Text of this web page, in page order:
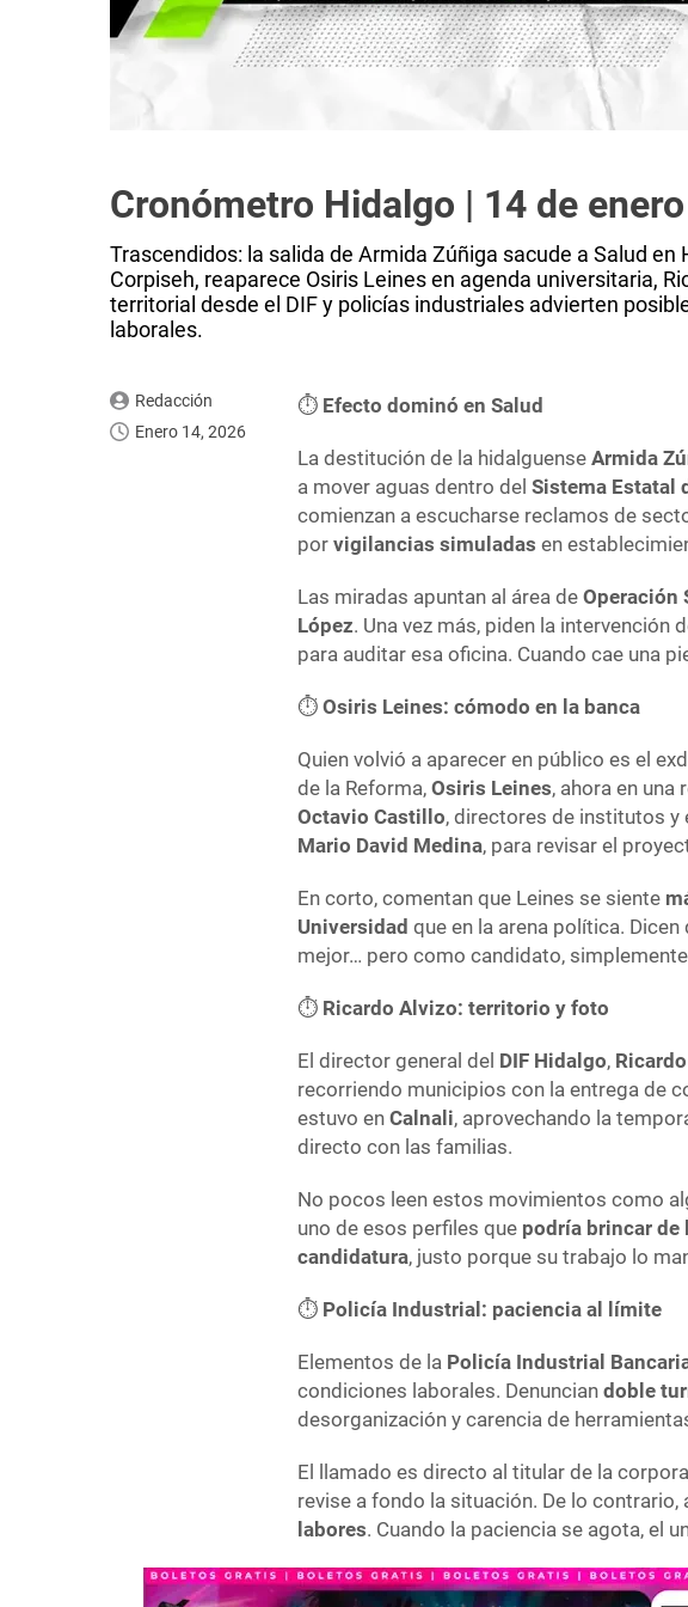
Cronómetro Hidalgo | 14 de
Trascendidos: la salida de Armida Zúñiga sacude a Salud
Corpiseh, reaparece Osiris Leines en agenda universitaria,
territorial desde el DIF y policías industriales advierten
laborales.
Redacción
Enero 14, 2026
⏱️ Efecto dominó en Salud
La destitución de la hidalguenseArmida
a mover aguas dentro delSistema Estatal
comienzan a escucharse reclamos de
porvigilancias simuladas en
Las miradas apuntan al área deOperación
López. Una vez más, piden la intervención
para auditar esa oficina. Cuando cae una
⏱️Osiris Leines: cómodo en la banca
Quien volvió a aparecer en público es el
de la Reforma,Osiris Leines, ahora en una
Octavio Castillo, directores de institutos y
Mario David Medina, para revisar el
En corto, comentan que Leines se siente
Universidad que en la arena política.
mejor… pero como candidato,
⏱️ Ricardo Alvizo: territorio y foto
El director general del DIF Hidalgo,
recorriendo municipios con la entrega de
estuvo enCalnali, aprovechando la
directo con las familias.
No pocos leen estos movimientos como
uno de esos perfiles que podría brincar
candidatura, justo porque su trabajo lo
⏱️ Policía Industrial: paciencia al límite
Elementos de la Policía Industrial
condiciones laborales. Denunciandoble
desorganización y carencia de
El llamado es directo al titular de la
revise a fondo la situación. De lo contrario,
labores. Cuando la paciencia se agota, el